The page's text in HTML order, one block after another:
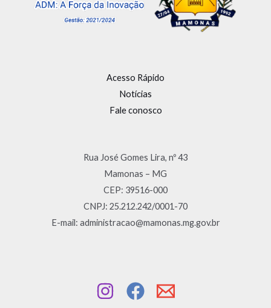
Acesso Rápido
Notícias
Fale conosco
Rua José Gomes Lira, nº 43
Mamonas – MG
CEP: 39516-000
CNPJ: 25.212.242/0001-70
E-mail: administracao@mamonas.mg.gov.br